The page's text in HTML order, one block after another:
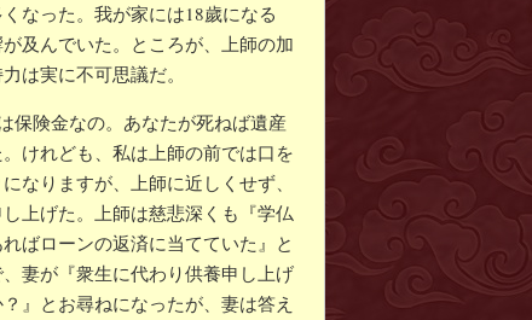
なった。我が家には18歲になる
及んでいた。ところが、上師の加
は実に不可思議だ。
保険金なの。あなたが死ねば遺産
けれども、私は上師の前では口を
なりますが、上師に近しくせず、
上げた。上師は慈悲深くも『学仏
ばローンの返済に当てていた』と
妻が『衆生に代わり供養申し上げ
』とお尋ねになったが、妻は答え